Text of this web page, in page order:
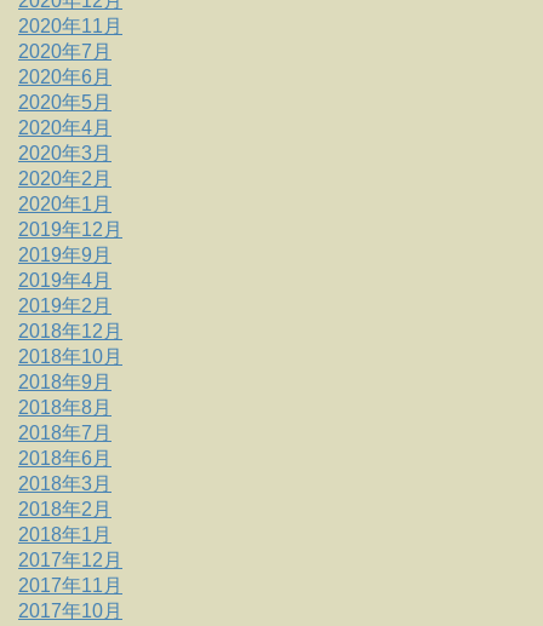
2020年11月
2020年7月
2020年6月
2020年5月
2020年4月
2020年3月
2020年2月
2020年1月
2019年12月
2019年9月
2019年4月
2019年2月
2018年12月
2018年10月
2018年9月
2018年8月
2018年7月
2018年6月
2018年3月
2018年2月
2018年1月
2017年12月
2017年11月
2017年10月